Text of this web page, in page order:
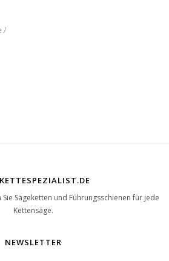
/
Sägeketten und Führungsschienen für jede
Kettensäge.
NEWSLETTER